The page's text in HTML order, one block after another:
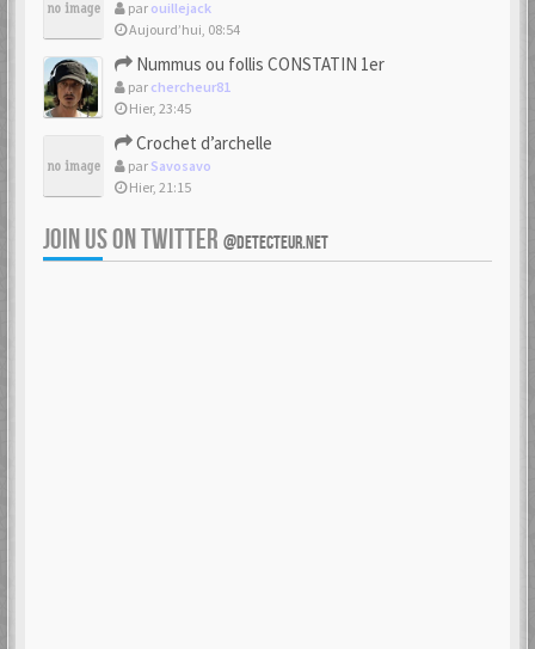
par ouillejack
Aujourd’hui, 08:54
Nummus ou follis CONSTATIN 1er
par chercheur81
Hier, 23:45
Crochet d’archelle
par Savosavo
Hier, 21:15
JOIN US ON TWITTER @DETECTEUR.NET